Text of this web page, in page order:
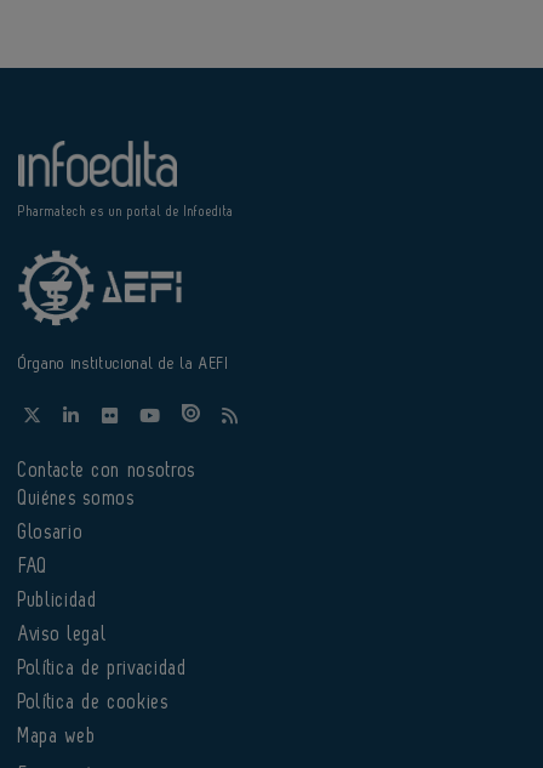
Pharmatech es un portal de Infoedita
Órgano institucional de la AEFI
Contacte con nosotros
Quiénes somos
Glosario
FAQ
Publicidad
Aviso legal
Política de privacidad
Política de cookies
Mapa web